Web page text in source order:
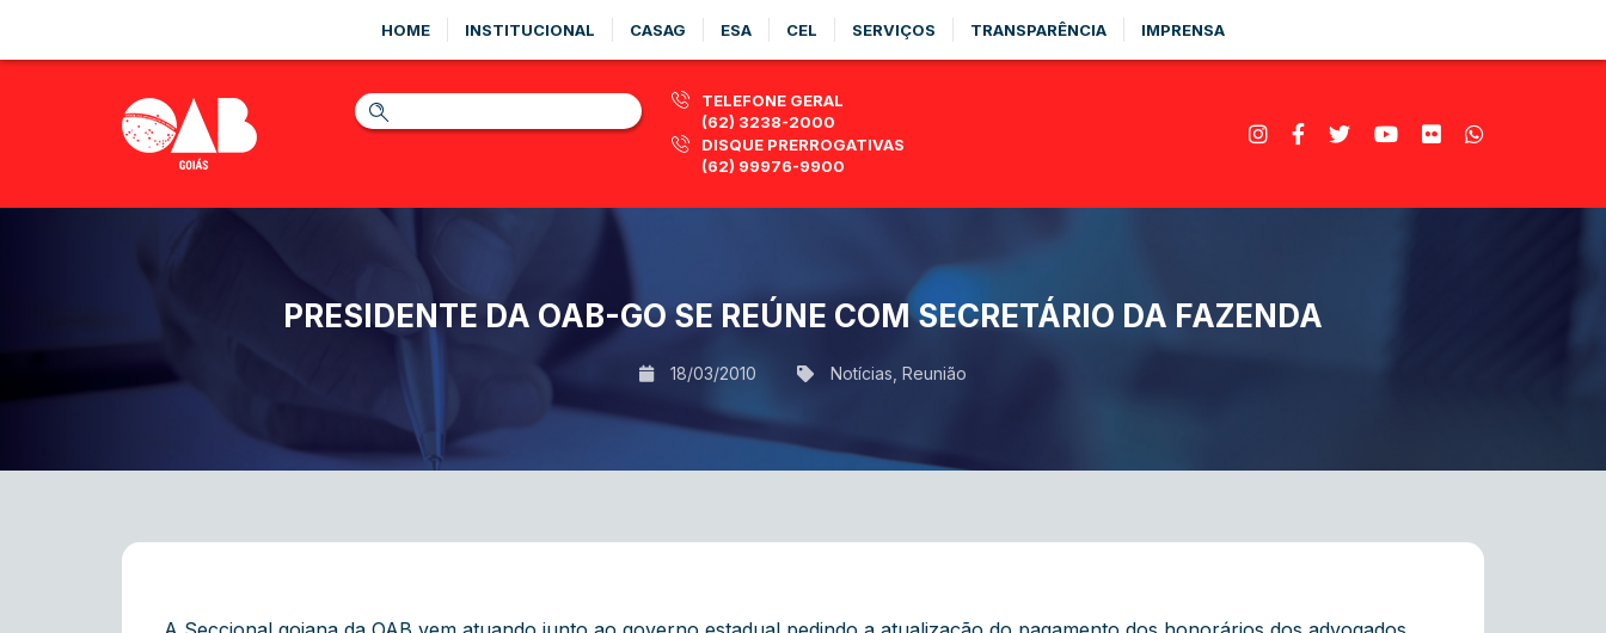
HOME INSTITUCIONAL CASAG ESA CEL SERVIÇOS TRANSPARÊNCIA IMPRENSA
TELEFONE GERAL
(62) 3238-2000
DISQUE PRERROGATIVAS
(62) 99976-9900
PRESIDENTE DA OAB-GO SE REÚNE COM SECRETÁRIO DA FAZENDA
18/03/2010 Notícias Reunião